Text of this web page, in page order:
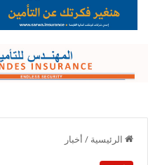
الرئيسية / أخبار